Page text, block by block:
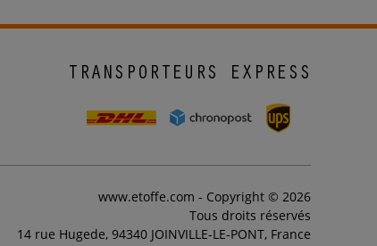
TRANSPORTEURS EXPRESS
www.etoffe.com - Copyright © 2026
Tous droits réservés
14 rue Hugede, 94340 JOINVILLE-LE-PONT, France